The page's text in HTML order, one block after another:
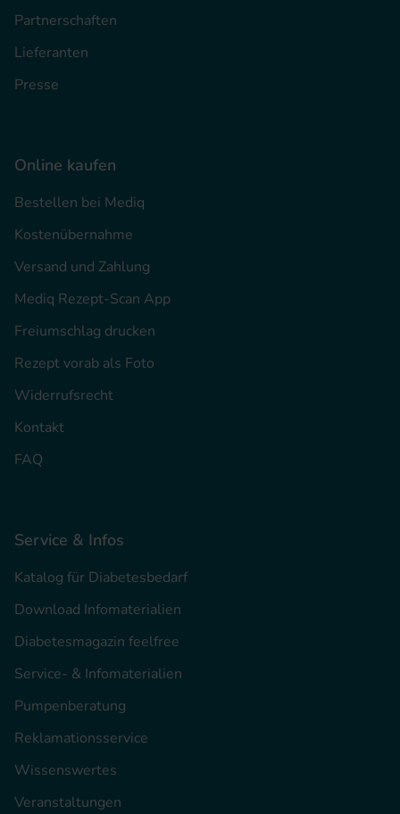
Partnerschaften
Lieferanten
Presse
Online kaufen
Bestellen bei Mediq
Kostenübernahme
Versand und Zahlung
Mediq Rezept-Scan App
Freiumschlag drucken
Rezept vorab als Foto
Widerrufsrecht
Kontakt
FAQ
Service & Infos
Katalog für Diabetesbedarf
Download Infomaterialien
Diabetesmagazin feelfree
Service- & Infomaterialien
Pumpenberatung
Reklamationsservice
Wissenswertes
Veranstaltungen